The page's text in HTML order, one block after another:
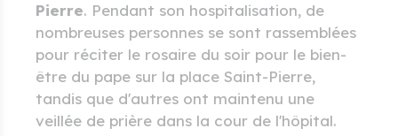
Pierre. Pendant son hospitalisation, de
nombreuses personnes se sont rassemblées
pour réciter le rosaire du soir pour le bien-
être du pape sur la place Saint-Pierre,
tandis que d'autres ont maintenu une
veillée de prière dans la cour de l'hôpital.